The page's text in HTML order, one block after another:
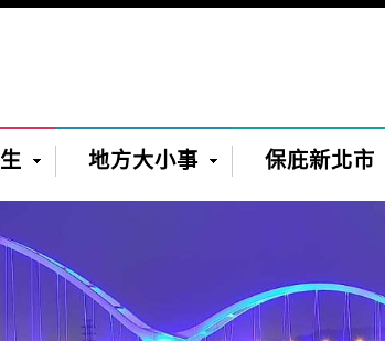
地方大小事 保庇新北市